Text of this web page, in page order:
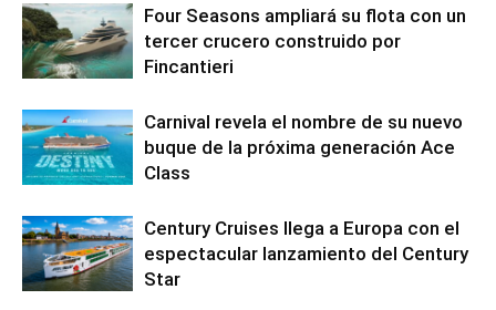
Four Seasons ampliará su flota con un
tercer crucero construido por
Fincantieri
Carnival revela el nombre de su nuevo
buque de la próxima generación Ace
Class
Century Cruises llega a Europa con el
espectacular lanzamiento del Century
Star